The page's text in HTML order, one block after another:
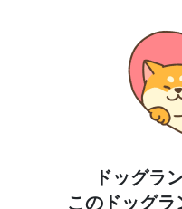
ドッグラ
このドッグラ